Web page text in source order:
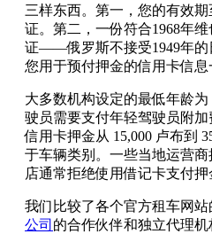
三样东西。第一，您的有效
证。第二，一份符合1968年
证——俄罗斯不接受1949年的
您用于预付押金的信用卡信息
大多数机构设定的最低年龄为
驶员需要支付年轻驾驶员附加
信用卡押金从 15,000 卢布到
于车辆类别。一些当地运营
店通常拒绝使用借记卡支付押
我们比较了各个官方租车网站
公司 的合作伙伴和独立代理